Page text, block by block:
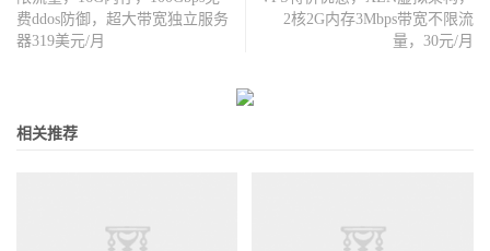
费ddos防御，超大带宽独立服务
器319美元/月
2核2G内存3Mbps带宽不限流
量，30元/月
相关推荐